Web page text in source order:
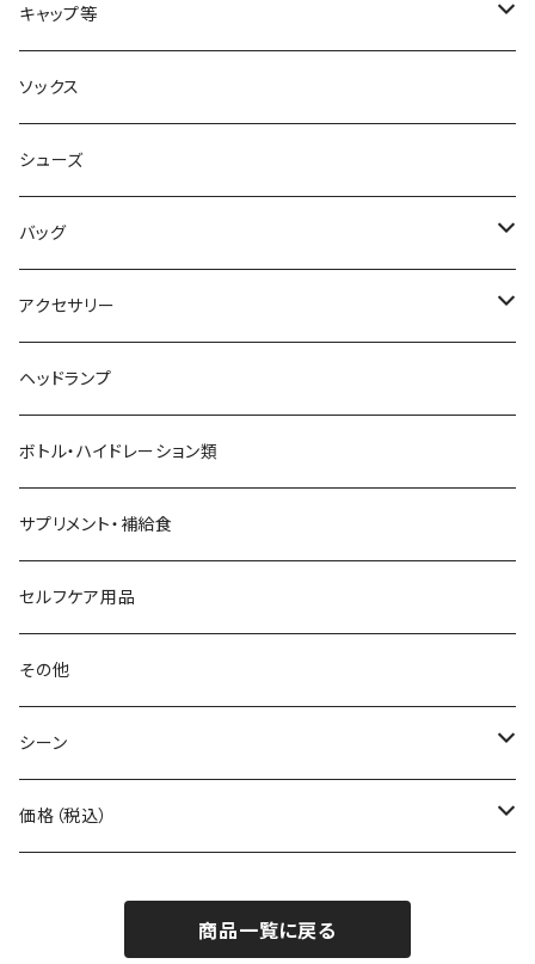
acu Products
AILEY
AKIV
ALTRA
aroma vera
AZUMA BAG
BANANA GO
Beruf Baggage
Body Glide
BONE
BOOKMAN
carb
Ciele Athletics
トップス
ボトムス
キャップ等
キャップ・ハット
ヘッドバンド
ソックス
シューズ
バッグ
バックパック
ショルダーバッグ
トートバッグ
2WAYバッグ/3WAYバッグ
その他バッグ
アクセサリー
サングラス
てぬぐい
財布
アームカバー
ネックゲイター
ヘッドランプ
ボトル・ハイドレーション類
サプリメント・補給食
セルフケア用品
その他
シーン
自転車
価格（税込）
1,001～5,000円
商品一覧に戻る